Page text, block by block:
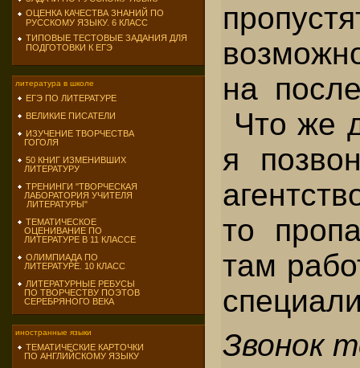
ОЦЕНКА КАЧЕСТВА ЗНАНИЙ ПО
РУССКОМУ ЯЗЫКУ. 6 КЛАСС
ТИПОВЫЕ ТЕСТОВЫЕ ЗАДАНИЯ ДЛЯ
ПОДГОТОВКИ К ЕГЭ
литература в школе
ЕГЭ ПО ЛИТЕРАТУРЕ
ВЕЛИКИЕ ПИСАТЕЛИ
ИЗУЧЕНИЕ ТВОРЧЕСТВА
ГОГОЛЯ
50 КНИГ ИЗМЕНИВШИХ
ЛИТЕРАТУРУ
ТРЕНИНГИ "ТВОРЧЕСКАЯ
ЛАБОРАТОРИЯ УЧИТЕЛЯ
ЛИТЕРАТУРЫ"
ТЕМАТИЧЕСКОЕ
ОЦЕНИВАНИЕ ПО
ЛИТЕРАТУРЕ В 11 КЛАССЕ
ОЛИМПИАДА ПО
ЛИТЕРАТУРЕ. 10 КЛАСС
ЛИТЕРАТУРНЫЕ РЕБУСЫ
ПО ТВОРЧЕСТВУ ПОЭТОВ
СЕРЕБРЯНОГО ВЕКА
иностранные языки
ТЕМАТИЧЕСКИЕ КАРТОЧКИ
ПО АНГЛИЙСКОМУ ЯЗЫКУ
на
Что же
я
то
там
Звонок